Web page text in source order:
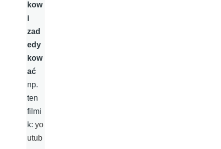
kow
i
zad
edy
kow
ać
np.
ten
filmi
k: yo
utub